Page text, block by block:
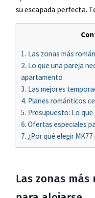
su escapada perfecta.
1. Las zonas más
2. Lo que una pareja
apartamento
3. Las mejores
4. Planes románticos
5. Presupuesto: Lo
6. Ofertas especiales
7. ¿Por qué elegir
Las zonas más